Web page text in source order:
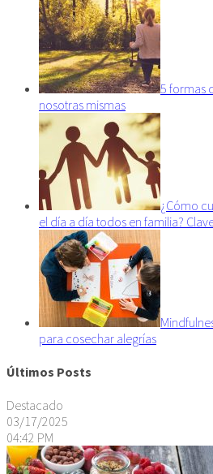
5 formas
nosotras mismas
¿Cómo
el día a día todos en familia?
para cosechar alegrías
Últimos Posts
Destacado
03/17/2025
04:42 PM